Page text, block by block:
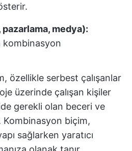
pazarlama, medya):
kombinasyon
özellikle serbest çalışanlar
üzerinde çalışan kişiler
gerekli olan beceri ve
biçim,
sağlarken yaratıcı